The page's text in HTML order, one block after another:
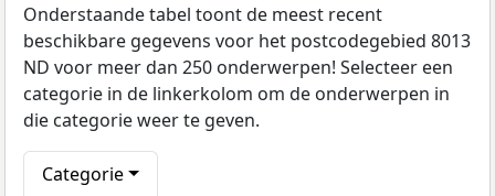
Onderstaande tabel toont de meest recent
beschikbare gegevens voor het postcodegebied 8013
ND voor meer dan 250 onderwerpen! Selecteer een
categorie in de linkerkolom om de onderwerpen in
die categorie weer te geven.
Categorie